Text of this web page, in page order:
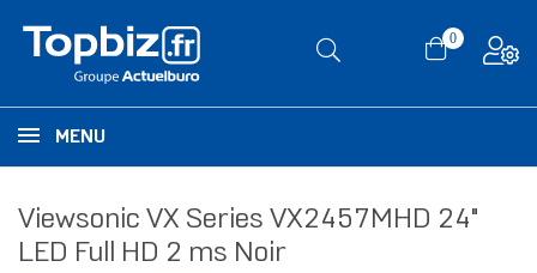
0
MENU
Viewsonic VX Series VX2457MHD 24"
LED Full HD 2 ms Noir